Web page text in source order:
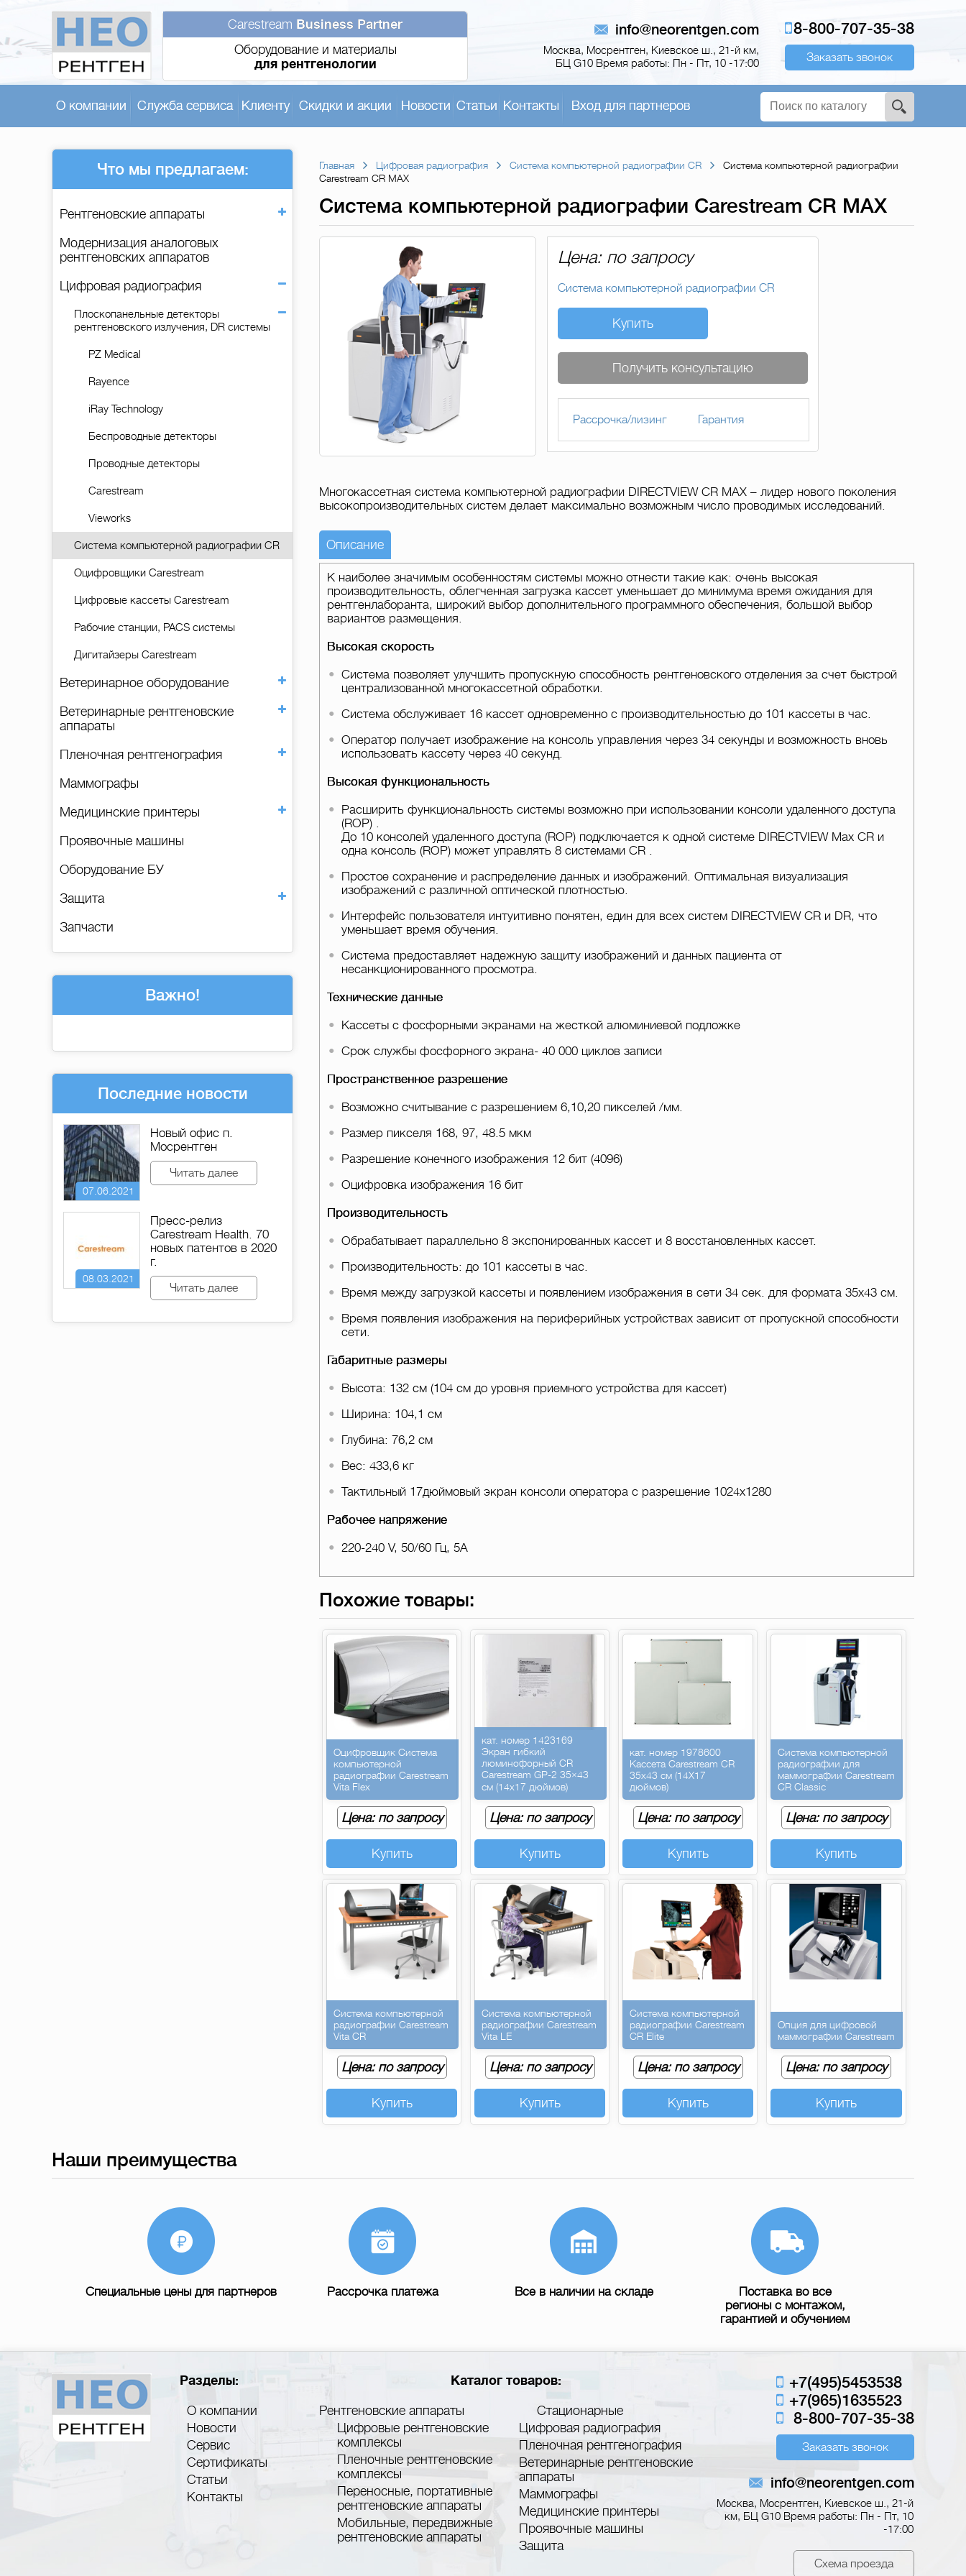
Carestream Business Partner
Оборудование и материалы
для рентгенологии
info@neorentgen.com
Москва, Мосрентген, Киевское ш., 21-й км,
БЦ G10 Время работы: Пн - Пт, 10 -17:00
8-800-707-35-38
Заказать звонок
О компании Служба сервиса Клиенту Скидки и акции Новости Статьи Контакты Вход для партнеров
Что мы предлагаем:
Рентгеновские аппараты
Модернизация аналоговых
рентгеновских аппаратов
Цифровая радиография
Плоскопанельные детекторы
рентгеновского излучения, DR системы
PZ Medical
Rayence
iRay Technology
Беспроводные детекторы
Проводные детекторы
Carestream
Vieworks
Система компьютерной радиографии CR
Оцифровщики Carestream
Цифровые кассеты Carestream
Рабочие станции, PACS системы
Дигитайзеры Carestream
Ветеринарное оборудование
Ветеринарные рентгеновские
аппараты
Пленочная рентгенография
Маммографы
Медицинские принтеры
Проявочные машины
Оборудование БУ
Защита
Запчасти
Важно!
Последние новости
07.06.2021
Новый офис п.
Мосрентген
Читать далее
08.03.2021
Пресс-релиз
Carestream Health. 70
новых патентов в 2020
г.
Читать далее
Главная Цифровая радиография Система компьютерной радиографии CR
Система компьютерной радиографии
Carestream CR MAX
Система компьютерной радиографии Carestream CR MAX
Цена: по запросу
Система компьютерной радиографии CR
Купить
Получить консультацию
Рассрочка/лизинг Гарантия
Многокассетная система компьютерной радиографии DIRECTVIEW CR MAX – лидер нового поколения
высокопроизводительных систем делает максимально возможным число проводимых исследований.
Описание
К наиболее значимым особенностям системы можно отнести такие как: очень высокая
производительность, облегченная загрузка кассет уменьшает до минимума время ожидания для
рентгенлаборанта, широкий выбор дополнительного программного обеспечения, большой выбор
вариантов размещения.
Высокая скорость
Система позволяет улучшить пропускную способность рентгеновского отделения за счет быстрой
централизованной многокассетной обработки.
Система обслуживает 16 кассет одновременно с производительностью до 101 кассеты в час.
Оператор получает изображение на консоль управления через 34 секунды и возможность вновь
использовать кассету через 40 секунд.
Высокая функциональность
Расширить функциональность системы возможно при использовании консоли удаленного доступа
(ROP) .
До 10 консолей удаленного доступа (ROP) подключается к одной системе DIRECTVIEW Max CR и
одна консоль (ROP) может управлять 8 системами CR .
Простое сохранение и распределение данных и изображений. Оптимальная визуализация
изображений с различной оптической плотностью.
Интерфейс пользователя интуитивно понятен, един для всех систем DIRECTVIEW CR и DR, что
уменьшает время обучения.
Система предоставляет надежную защиту изображений и данных пациента от
несанкционированного просмотра.
Технические данные
Кассеты с фосфорными экранами на жесткой алюминиевой подложке
Срок службы фосфорного экрана- 40 000 циклов записи
Пространственное разрешение
Возможно считывание с разрешением 6,10,20 пикселей /мм.
Размер пикселя 168, 97, 48.5 мкм
Разрешение конечного изображения 12 бит (4096)
Оцифровка изображения 16 бит
Производительность
Обрабатывает параллельно 8 экспонированных кассет и 8 восстановленных кассет.
Производительность: до 101 кассеты в час.
Время между загрузкой кассеты и появлением изображения в сети 34 сек. для формата 35х43 см.
Время появления изображения на периферийных устройствах зависит от пропускной способности
сети.
Габаритные размеры
Высота: 132 см (104 см до уровня приемного устройства для кассет)
Ширина: 104,1 см
Глубина: 76,2 см
Вес: 433,6 кг
Тактильный 17дюймовый экран консоли оператора с разрешение 1024х1280
Рабочее напряжение
220-240 V, 50/60 Гц, 5А
Похожие товары:
Оцифровщик Система
компьютерной
радиографии Carestream
Vita Flex
Цена: по запросу
Купить
кат. номер 1423169
Экран гибкий
люминофорный CR
Carestream GP-2 35×43
см (14х17 дюймов)
Цена: по запросу
Купить
кат. номер 1978600
Кассета Carestream CR
35х43 см (14Х17
дюймов)
Цена: по запросу
Купить
Система компьютерной
радиографии для
маммографии Carestream
CR Classic
Цена: по запросу
Купить
Система компьютерной
радиографии Carestream
Vita CR
Цена: по запросу
Купить
Система компьютерной
радиографии Carestream
Vita LE
Цена: по запросу
Купить
Система компьютерной
радиографии Carestream
CR Elite
Цена: по запросу
Купить
Опция для цифровой
маммографии Carestream
Цена: по запросу
Купить
Наши преимущества
Специальные цены для партнеров Рассрочка платежа Все в наличии на складе
Поставка во все
регионы с монтажом,
гарантией и обучением
Разделы:
О компании
Новости
Сервис
Сертификаты
Статьи
Контакты
Каталог товаров:
Рентгеновские аппараты
Цифровые рентгеновские
комплексы
Пленочные рентгеновские
комплексы
Переносные, портативные
рентгеновские аппараты
Мобильные, передвижные
рентгеновские аппараты
Стационарные
Цифровая радиография
Пленочная рентгенография
Ветеринарные рентгеновские
аппараты
Маммографы
Медицинские принтеры
Проявочные машины
Защита
+7(495)5453538
+7(965)1635523
8-800-707-35-38
Заказать звонок
info@neorentgen.com
Москва, Мосрентген, Киевское ш., 21-й
км, БЦ G10 Время работы: Пн - Пт, 10
-17:00
Схема проезда